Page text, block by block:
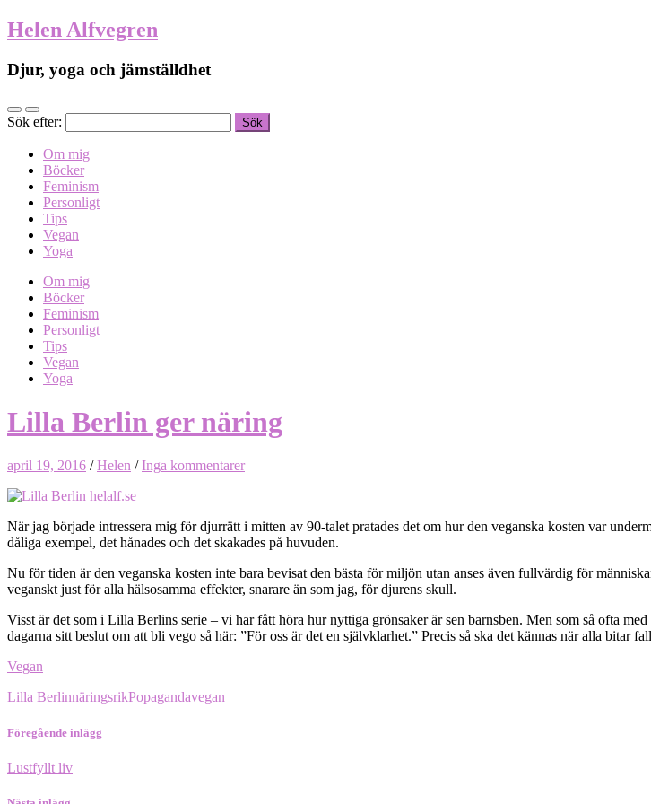
Helen Alfvegren
Djur, yoga och jämställdhet
Sök efter:
Om mig
Böcker
Feminism
Personligt
Tips
Vegan
Yoga
Om mig
Böcker
Feminism
Personligt
Tips
Vegan
Yoga
Lilla Berlin ger näring
april 19, 2016 /Helen /Inga kommentarer
När jag började intressera mig för djurrätt i mitten av 90-talet pratades det om hur den veganska kosten var
dåliga exempel, det hånades och det skakades på huvuden.
Nu för tiden är den veganska kosten inte bara bevisat den bästa för miljön utan anses även fullvärdig för
veganskt just för alla hälsosamma effekter, snarare än som jag, för djurens skull.
Visst är det som i Lilla Berlins serie – vi har fått höra hur nyttiga grönsaker är sen barnsben. Men som så ofta
dagarna sitt beslut om att bli vego så här: ”För oss är det en självklarhet.” Precis så ska det kännas när alla bitar
Vegan
Lilla BerlinnäringsrikPopagandavegan
Föregående inlägg
Lustfyllt liv